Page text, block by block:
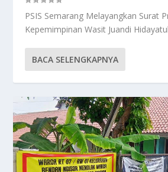
PSIS Semarang Melayangkan Surat
Kepemimpinan Wasit Juandi
BACA SELENGKAPNYA